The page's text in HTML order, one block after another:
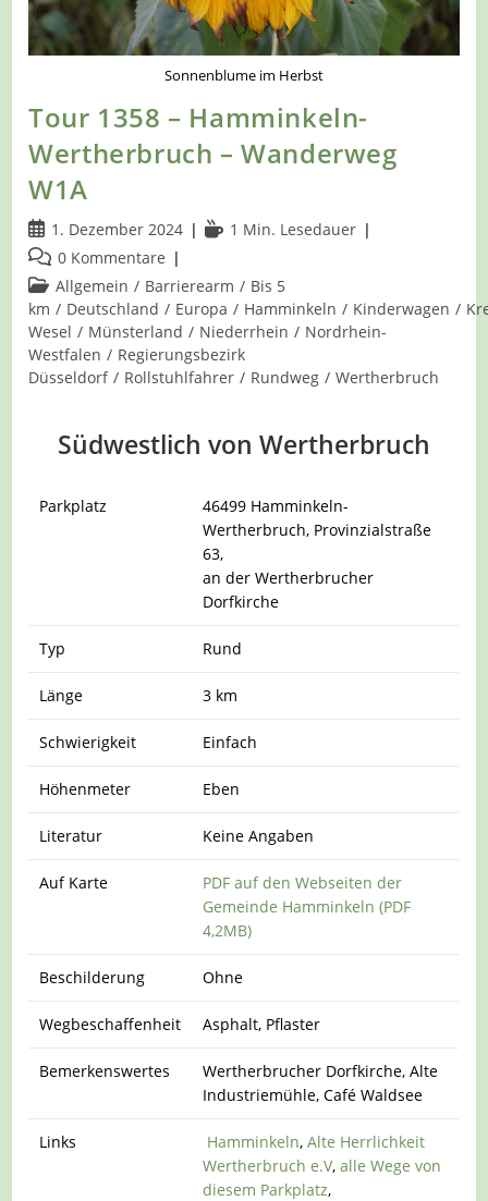
Sonnenblume im Herbst
Tour 1358 – Hamminkeln-
Wertherbruch – Wanderweg
W1A
Beitrag
veröffentlicht:
1. Dezember 2024 Lesedauer:
1 Min. Lesedauer
Beitrags-
Kommentare:
0 Kommentare
Beitrags-
Kategorie:
Allgemein / Barrierearm / Bis 5
km / Deutschland / Europa / Hamminkeln / Kinderwagen /
Wesel / Münsterland / Niederrhein / Nordrhein-
Westfalen / Regierungsbezirk
Düsseldorf / Rollstuhlfahrer / Rundweg / Wertherbruch
Südwestlich von Wertherbruch
Parkplatz
46499 Hamminkeln-
Wertherbruch, Provinzialstraße
63,
an der Wertherbrucher
Dorfkirche
Typ Rund
Länge 3 km
Schwierigkeit Einfach
Höhenmeter Eben
Literatur Keine Angaben
Auf Karte
PDF auf den Webseiten der
Gemeinde Hamminkeln (PDF
4,2MB)
Beschilderung Ohne
Wegbeschaffenheit Asphalt, Pflaster
Bemerkenswertes
Wertherbrucher Dorfkirche, Alte
Industriemühle, Café Waldsee
Links Hamminkeln,Alte Herrlichkeit
Wertherbruch e.V,alle Wege von
diesem Parkplatz,